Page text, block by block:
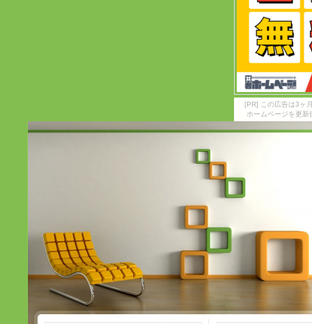
[PR] この広告は3ヶ
ホームページを更